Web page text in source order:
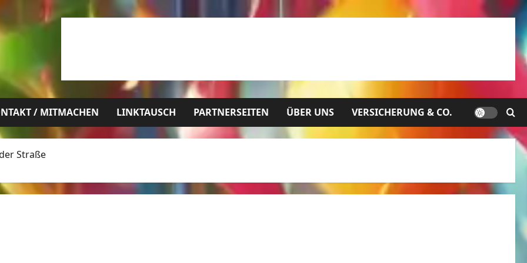
/ MITMACHEN LINKTAUSCH PARTNERSEITEN ÜBER UNS VERSICHERUNG & CO.
Straße